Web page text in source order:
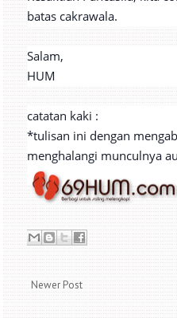
batas cakrawala.
Salam,
HUM
catatan kaki :
*tulisan ini dengan
menghalangi munculnya
Newer Post